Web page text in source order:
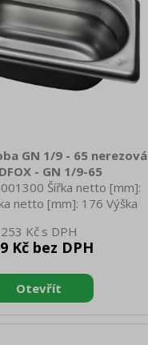
GN 1/9 - 65 nerezová
- GN 1/9-65
Šířka netto [mm]:
netto [mm]: 176 Výška
[mm]: 350 Hloubka
540 Výška brutto [mm]:
304 Vnější barva zařízení:
GN zařízení [mm]:
/ EN zařízení [mm]: GN
253 Kč
Kč bez DPH